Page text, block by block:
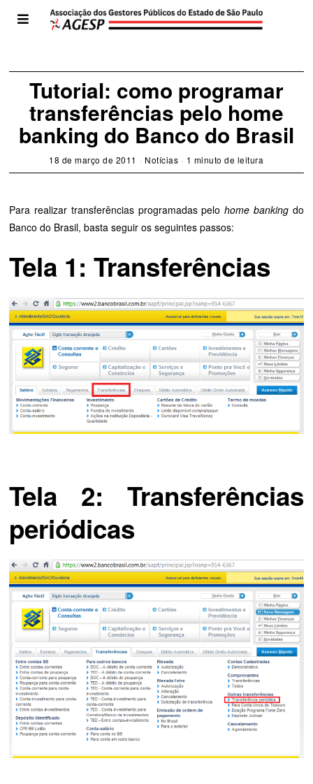
Tutorial: como programar
transferências pelo home
banking do Banco do Brasil
18 de março de 2011 Notícias 1 minuto de leitura
Para realizar transferências programadas pelohome bankingdo
Banco do Brasil, basta seguir os seguintes passos:
Tela 1: Transferências
Tela 2: Transferências
periódicas